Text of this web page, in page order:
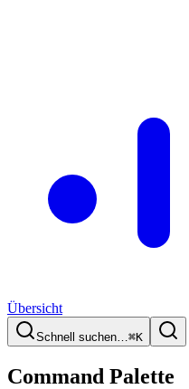
Übersicht
Schnell suchen…⌘K
Command Palette